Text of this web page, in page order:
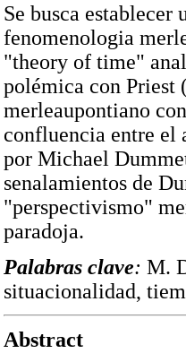
Se busca
fenomenologia
"theory of time"
polémica con Priest
merleaupontiano
confluencia entre el
por Michael
senalamientos de
"perspectivismo"
paradoja.
Palabras clave: M.
situacionalidad,
Abstract